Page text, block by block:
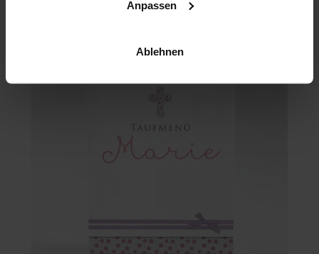
Anpassen
Ablehnen
Kirchenheft Taufe